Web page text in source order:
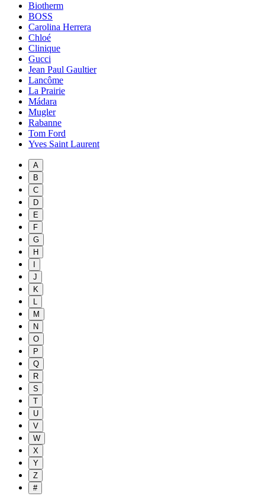
Biotherm
BOSS
Carolina Herrera
Chloé
Clinique
Gucci
Jean Paul Gaultier
Lancôme
La Prairie
Mádara
Mugler
Rabanne
Tom Ford
Yves Saint Laurent
A
B
C
D
E
F
G
H
J
K
L
M
N
O
P
Q
R
S
T
U
V
W
X
Y
Z
#